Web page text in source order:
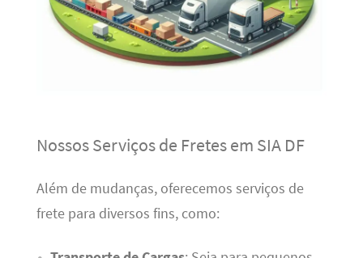
Nossos Serviços de Fretes em SIA DF
Além de mudanças, oferecemos serviços de
frete para diversos fins, como: